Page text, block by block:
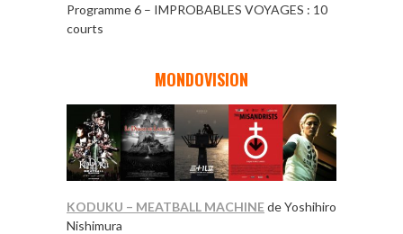
Programme 6 – IMPROBABLES VOYAGES : 10
courts
MONDOVISION
KODUKU – MEATBALL MACHINEde Yoshihiro
Nishimura